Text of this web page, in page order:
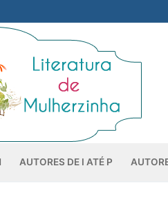
AUTORES DE I ATÉ P